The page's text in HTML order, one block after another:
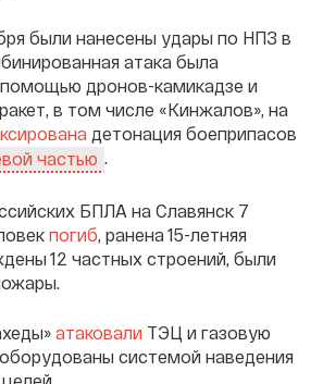
были нанесены удары по НПЗ в
атака была
дронов-камикадзе и
в том числе «Кинжалов», на
детонация боеприпасов
частью .
БПЛА на Славянск 7
погиб, ранена 15-летняя
12 частных строений, были
атаковали ТЭЦ и газовую
системой наведения